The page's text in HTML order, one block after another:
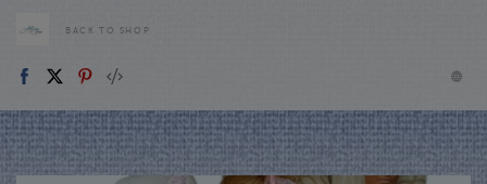
BACK TO SHOP